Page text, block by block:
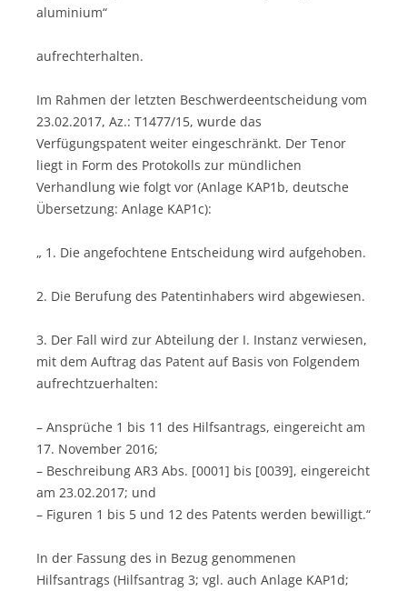
aluminium“
aufrechterhalten.
Im Rahmen der letzten Beschwerdeentscheidung vom
23.02.2017, Az.: T1477/15, wurde das
Verfügungspatent weiter eingeschränkt. Der Tenor
liegt in Form des Protokolls zur mündlichen
Verhandlung wie folgt vor (Anlage KAP1b, deutsche
Übersetzung: Anlage KAP1c):
„ 1. Die angefochtene Entscheidung wird aufgehoben.
2. Die Berufung des Patentinhabers wird abgewiesen.
3. Der Fall wird zur Abteilung der I. Instanz verwiesen,
mit dem Auftrag das Patent auf Basis von Folgendem
aufrechtzuerhalten:
– Ansprüche 1 bis 11 des Hilfsantrags, eingereicht am
17. November 2016;
– Beschreibung AR3 Abs. [0001] bis [0039], eingereicht
am 23.02.2017; und
– Figuren 1 bis 5 und 12 des Patents werden bewilligt.“
In der Fassung des in Bezug genommenen
Hilfsantrags (Hilfsantrag 3; vgl. auch Anlage KAP1d;